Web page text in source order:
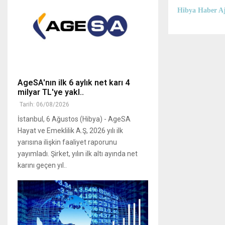
Hibya Haber
AgeSA'nın ilk 6 aylık net karı 4
milyar TL'ye yakl..
Tarih: 06/08/2026
İstanbul, 6 Ağustos (Hibya) - AgeSA
Hayat ve Emeklilik A.Ş, 2026 yılı ilk
yarısına ilişkin faaliyet raporunu
yayımladı. Şirket, yılın ilk altı ayında net
karını geçen yıl..